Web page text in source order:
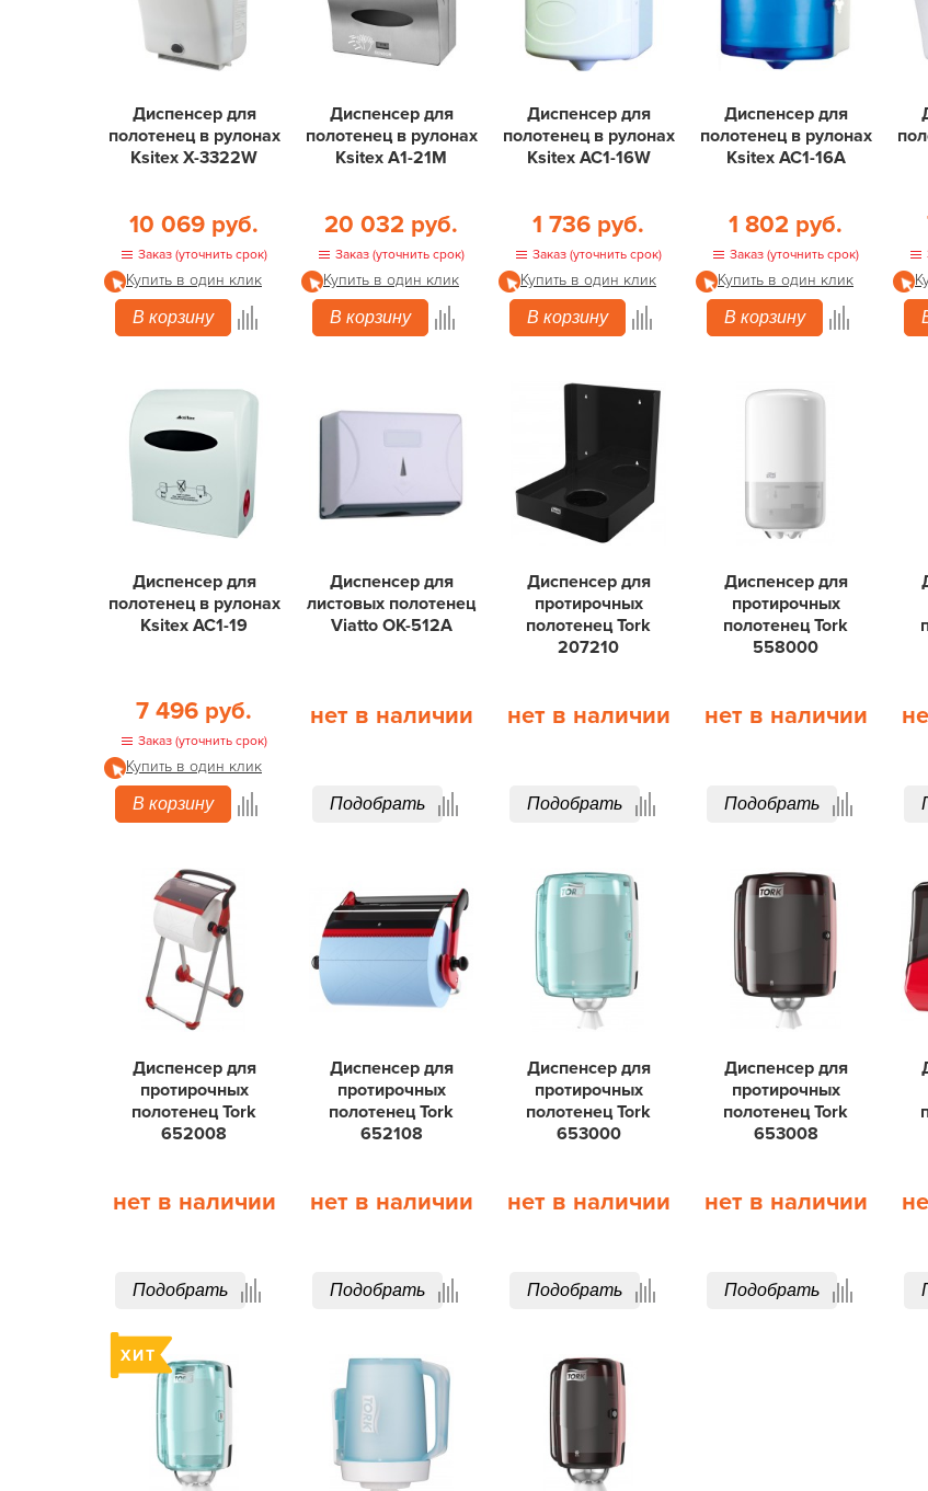
Диспенсер для
полотенец в рулонах
Ksitex X-3322W
10 069 руб.
Заказ (уточнить срок)
Купить в один клик
В корзину
Диспенсер для
полотенец в рулонах
Ksitex А1-21M
20 032 руб.
Заказ (уточнить срок)
Купить в один клик
В корзину
Диспенсер для
полотенец в рулонах
Ksitex АС1-16W
1 736 руб.
Заказ (уточнить срок)
Купить в один клик
В корзину
Диспенсер для
полотенец в рулонах
Ksitex АС1-16А
1 802 руб.
Заказ (уточнить срок)
Купить в один клик
В корзину
Диспенсер для
полотенец в рулонах
Ksitex АС1-19
7 496 руб.
Заказ (уточнить срок)
Купить в один клик
В корзину
Диспенсер для
листовых полотенец
Viatto OK-512A
нет в наличии
Подобрать
Диспенсер для
протирочных
полотенец Tork
207210
нет в наличии
Подобрать
Диспенсер для
протирочных
полотенец Tork
558000
нет в наличии
Подобрать
Диспенсер для
протирочных
полотенец Tork
652008
нет в наличии
Подобрать
Диспенсер для
протирочных
полотенец Tork
652108
нет в наличии
Подобрать
Диспенсер для
протирочных
полотенец Tork
653000
нет в наличии
Подобрать
Диспенсер для
протирочных
полотенец Tork
653008
нет в наличии
Подобрать